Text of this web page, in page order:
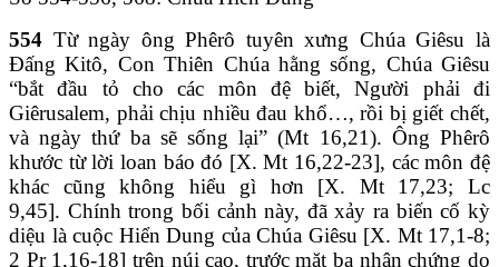
554 Từ ngày ông Phêrô tuyên xưng Chúa Giêsu là
Đấng Kitô, Con Thiên Chúa hằng sống, Chúa Giêsu
“bắt đầu tỏ cho các môn đệ biết, Người phải đi
Giêrusalem, phải chịu nhiều đau khổ…, rồi bị giết chết,
và ngày thứ ba sẽ sống lại” (Mt 16,21). Ông Phêrô
khước từ lời loan báo đó [X. Mt 16,22-23], các môn đệ
khác cũng không hiểu gì hơn [X. Mt 17,23; Lc
9,45]. Chính trong bối cảnh này, đã xảy ra biến cố kỳ
diệu là cuộc Hiển Dung của Chúa Giêsu [X. Mt 17,1-8;
2 Pr 1,16-18] trên núi cao, trước mặt ba nhân chứng do